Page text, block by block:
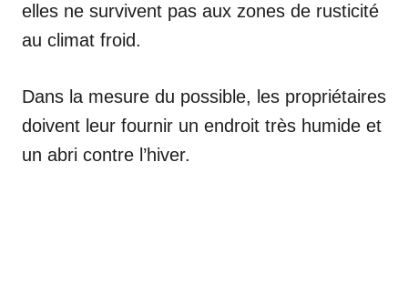
elles ne survivent pas aux zones de rusticité
au climat froid.
Dans la mesure du possible, les propriétaires
doivent leur fournir un endroit très humide et
un abri contre l’hiver.